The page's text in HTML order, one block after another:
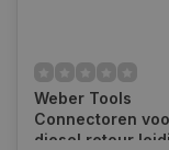
Weber Tools
Connectoren
diesel retour